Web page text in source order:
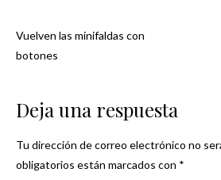
Navegación
Vuelven las minifaldas con
botones
Deja una respuesta
Tu dirección de correo electrónico no
obligatorios están marcados con *